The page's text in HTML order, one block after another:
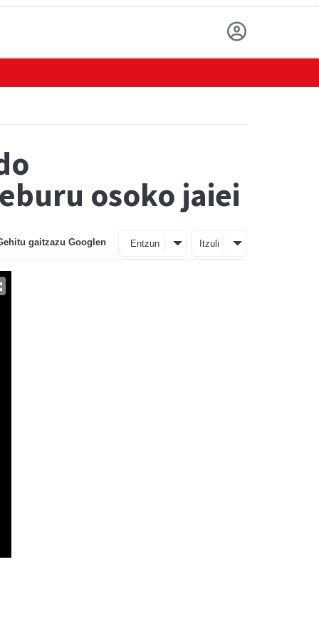
osoko jaiei
gaitzazu Googlen Entzun Itzuli